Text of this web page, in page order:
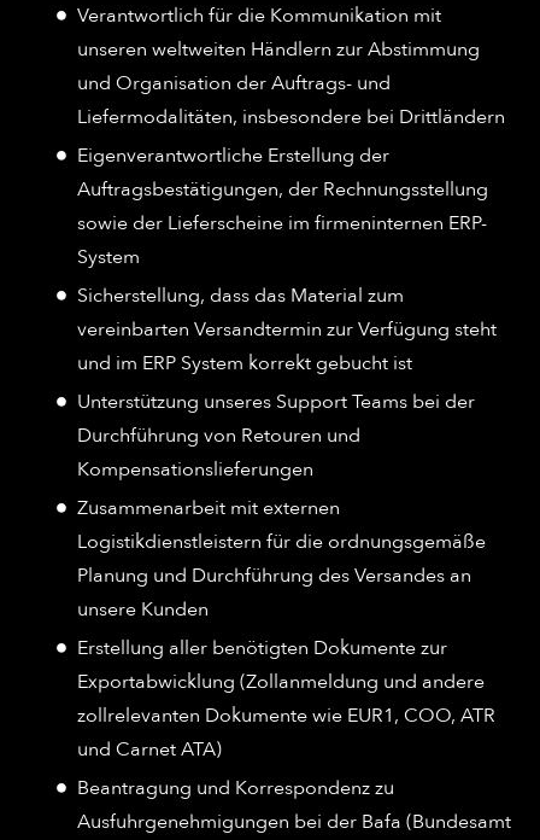
Verantwortlich für die Kommunikation mit
unseren weltweiten Händlern zur Abstimmung
und Organisation der Auftrags- und
Liefermodalitäten, insbesondere bei Drittländern
Eigenverantwortliche Erstellung der
Auftragsbestätigungen, der Rechnungsstellung
sowie der Lieferscheine im firmeninternen ERP-
System
Sicherstellung, dass das Material zum
vereinbarten Versandtermin zur Verfügung steht
und im ERP System korrekt gebucht ist
Unterstützung unseres Support Teams bei der
Durchführung von Retouren und
Kompensationslieferungen
Zusammenarbeit mit externen
Logistikdienstleistern für die ordnungsgemäße
Planung und Durchführung des Versandes an
unsere Kunden
Erstellung aller benötigten Dokumente zur
Exportabwicklung (Zollanmeldung und andere
zollrelevanten Dokumente wie EUR1, COO, ATR
und Carnet ATA)
Beantragung und Korrespondenz zu
Ausfuhrgenehmigungen bei der Bafa (Bundesamt